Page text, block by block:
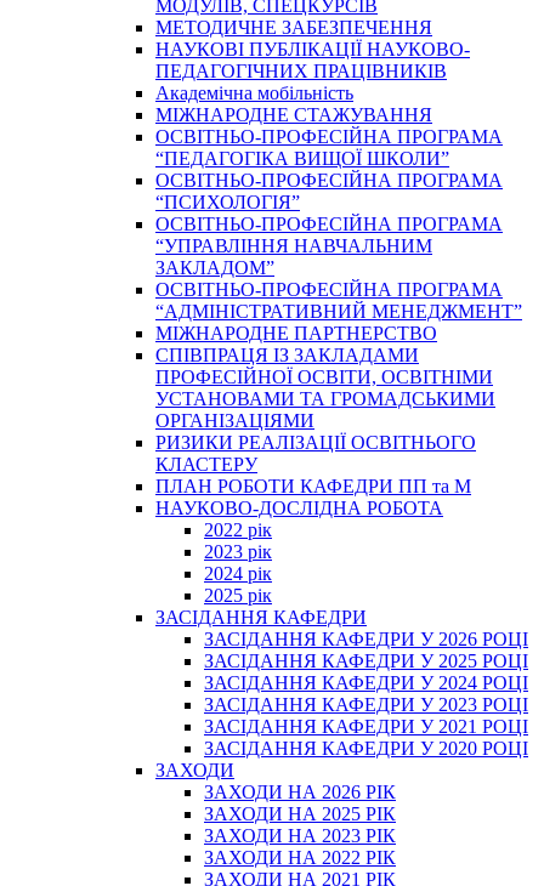
МОДУЛІВ, СПЕЦКУРСІВ
МЕТОДИЧНЕ ЗАБЕЗПЕЧЕННЯ
НАУКОВІ ПУБЛІКАЦІЇ НАУКОВО-
ПЕДАГОГІЧНИХ ПРАЦІВНИКІВ
Академічна мобільність
МІЖНАРОДНЕ СТАЖУВАННЯ
ОСВІТНЬО-ПРОФЕСІЙНА ПРОГРАМА
“ПЕДАГОГІКА ВИЩОЇ ШКОЛИ”
ОСВІТНЬО-ПРОФЕСІЙНА ПРОГРАМА
“ПСИХОЛОГІЯ”
ОСВІТНЬО-ПРОФЕСІЙНА ПРОГРАМА
“УПРАВЛІННЯ НАВЧАЛЬНИМ
ЗАКЛАДОМ”
ОСВІТНЬО-ПРОФЕСІЙНА ПРОГРАМА
“АДМІНІСТРАТИВНИЙ МЕНЕДЖМЕНТ”
МІЖНАРОДНЕ ПАРТНЕРСТВО
СПІВПРАЦЯ ІЗ ЗАКЛАДАМИ
ПРОФЕСІЙНОЇ ОСВІТИ, ОСВІТНІМИ
УСТАНОВАМИ ТА ГРОМАДСЬКИМИ
ОРГАНІЗАЦІЯМИ
РИЗИКИ РЕАЛІЗАЦІЇ ОСВІТНЬОГО
КЛАСТЕРУ
ПЛАН РОБОТИ КАФЕДРИ ПП та М
НАУКОВО-ДОСЛІДНА РОБОТА
2022 рік
2023 рік
2024 рік
2025 рік
ЗАСІДАННЯ КАФЕДРИ
ЗАСІДАННЯ КАФЕДРИ У 2026 РОЦІ
ЗАСІДАННЯ КАФЕДРИ У 2025 РОЦІ
ЗАСІДАННЯ КАФЕДРИ У 2024 РОЦІ
ЗАСІДАННЯ КАФЕДРИ У 2023 РОЦІ
ЗАСІДАННЯ КАФЕДРИ У 2021 РОЦІ
ЗАСІДАННЯ КАФЕДРИ У 2020 РОЦІ
ЗАХОДИ
ЗАХОДИ НА 2026 РІК
ЗАХОДИ НА 2025 РІК
ЗАХОДИ НА 2023 РІК
ЗАХОДИ НА 2022 РІК
ЗАХОДИ НА 2021 РІК